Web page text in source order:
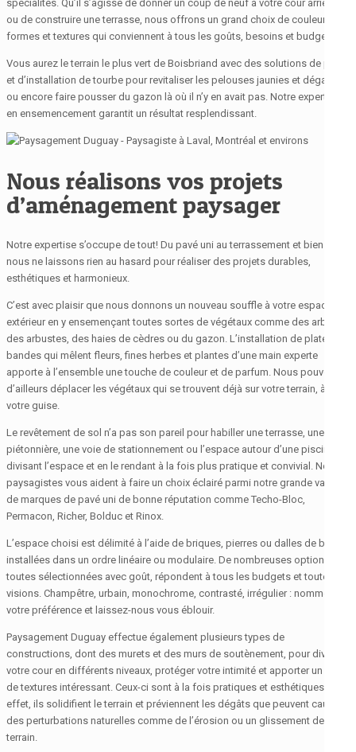
spécialités. Qu’il s’agisse de donner un coup de neuf à votre cour arrière
ou de construire une terrasse, nous offrons un grand choix de couleurs,
formes et textures qui conviennent à tous les goûts, besoins et budgets.
Vous aurez le terrain le plus vert de Boisbriand avec des solutions de pose
et d’installation de tourbe pour revitaliser les pelouses jaunies et dégarnies
ou encore faire pousser du gazon là où il n’y en avait pas. Notre expertise
en ensemencement garantit un résultat resplendissant.
Nous réalisons vos projets
d’aménagement paysager
Notre expertise s’occupe de tout! Du pavé uni au terrassement et bien plus,
nous ne laissons rien au hasard pour réaliser des projets durables,
esthétiques et harmonieux.
C’est avec plaisir que nous donnons un nouveau souffle à votre espace
extérieur en y ensemençant toutes sortes de végétaux comme des arbres,
des arbustes, des haies de cèdres ou du gazon. L’installation de plates-
bandes qui mêlent fleurs, fines herbes et plantes d’une main experte
apporte à l’ensemble une touche de couleur et de parfum. Nous pouvons
d’ailleurs déplacer les végétaux qui se trouvent déjà sur votre terrain, à
votre guise.
Le revêtement de sol n’a pas son pareil pour habiller une terrasse, une allée
piétonnière, une voie de stationnement ou l’espace autour d’une piscine en
divisant l’espace et en le rendant à la fois plus pratique et convivial. Nos
paysagistes vous aident à faire un choix éclairé parmi notre grande variété
de marques de pavé uni de bonne réputation comme Techo-Bloc,
Permacon, Richer, Bolduc et Rinox.
L’espace choisi est délimité à l’aide de briques, pierres ou dalles de béton
installées dans un ordre linéaire ou modulaire. De nombreuses options,
toutes sélectionnées avec goût, répondent à tous les budgets et toutes les
visions. Champêtre, urbain, monochrome, contrasté, irrégulier : nommez
votre préférence et laissez-nous vous éblouir.
Paysagement Duguay effectue également plusieurs types de
constructions, dont des murets et des murs de soutènement, pour diviser
votre cour en différents niveaux, protéger votre intimité et apporter un jeu
de textures intéressant. Ceux-ci sont à la fois pratiques et esthétiques : en
effet, ils solidifient le terrain et préviennent les dégâts que peuvent causer
des perturbations naturelles comme de l’érosion ou un glissement de
terrain.